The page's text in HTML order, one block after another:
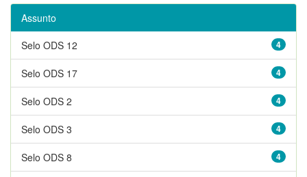
Assunto
4
Selo ODS 12
4
Selo ODS 17
4
Selo ODS 2
4
Selo ODS 3
4
Selo ODS 8